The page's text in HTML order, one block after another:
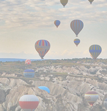
Natur